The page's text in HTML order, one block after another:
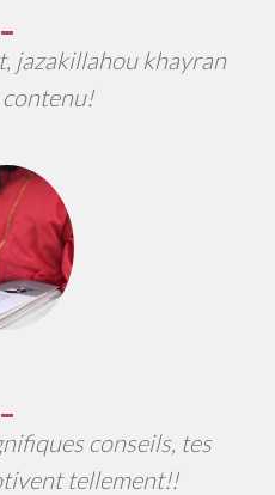
jazakillahou khayran
conseils, tes
tellement!!